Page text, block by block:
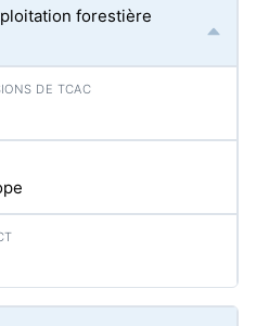
forestière